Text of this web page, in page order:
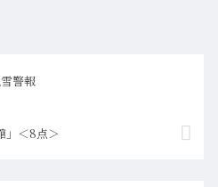
警報
」＜8点＞